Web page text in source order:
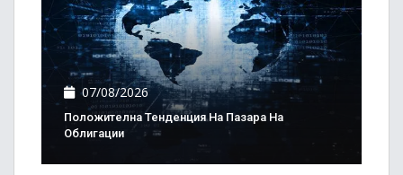
07/08/2026
Положителна Тенденция На Пазара На
Облигации